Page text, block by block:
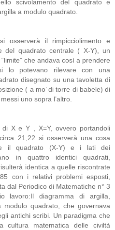
scivolamento del quadrato e
a modulo quadrato.
osserverà il rimpicciolimento e
del quadrato centrale ( X-Y), un
che andava così a prendere
lo potevano rilevare con una
disegnato su una tavoletta di
( a mo’ di torre di babele) di
uno sopra l’altro.
X e Y , X=Y, ovvero portandoli
21,22 si osserverà una cosa
il quadrato (X-Y) e i lati dei
in quattro identici quadrati,
identica a quelle riscontrate
con i relativi problemi esposti,
dal Periodico di Matematiche n° 3
lavoro:Il diagramma di argilla,
modulo quadrato, che governava
antichi scribi. Un paradigma che
matematica delle civiltà